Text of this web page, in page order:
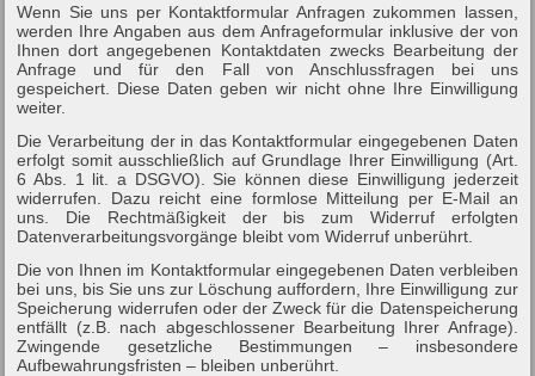
Wenn Sie uns per Kontaktformular Anfragen zukommen lassen,
werden Ihre Angaben aus dem Anfrageformular inklusive der von
Ihnen dort angegebenen Kontaktdaten zwecks Bearbeitung der
Anfrage und für den Fall von Anschlussfragen bei uns
gespeichert. Diese Daten geben wir nicht ohne Ihre Einwilligung
weiter.
Die Verarbeitung der in das Kontaktformular eingegebenen Daten
erfolgt somit ausschließlich auf Grundlage Ihrer Einwilligung (Art.
6 Abs. 1 lit. a DSGVO). Sie können diese Einwilligung jederzeit
widerrufen. Dazu reicht eine formlose Mitteilung per E-Mail an
uns. Die Rechtmäßigkeit der bis zum Widerruf erfolgten
Datenverarbeitungsvorgänge bleibt vom Widerruf unberührt.
Die von Ihnen im Kontaktformular eingegebenen Daten verbleiben
bei uns, bis Sie uns zur Löschung auffordern, Ihre Einwilligung zur
Speicherung widerrufen oder der Zweck für die Datenspeicherung
entfällt (z.B. nach abgeschlossener Bearbeitung Ihrer Anfrage).
Zwingende gesetzliche Bestimmungen – insbesondere
Aufbewahrungsfristen – bleiben unberührt.